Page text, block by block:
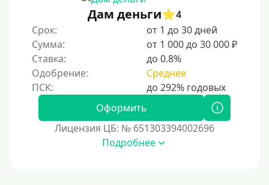
Роботы займов
Перевод средств на карту через Telegram
Бесплатное использование без списания средств с
карты.
Денежным переводом
По СМС
На электронный кошелек
Дам деньги
4
Срок:
от 1 до 30 дней
Сумма:
от 1 000 до 30 000 ₽
Ставка:
до 0.8%
Одобрение:
Среднее
Оформить
Лицензия ЦБ: № 651303394002696
Подробнее